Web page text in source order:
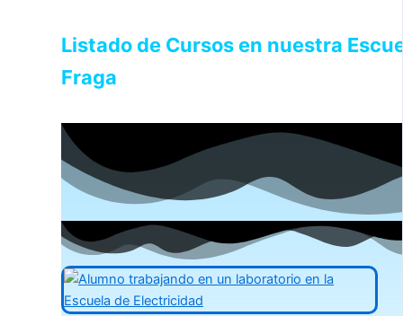
Listado de Cursos en nuestra
Fraga